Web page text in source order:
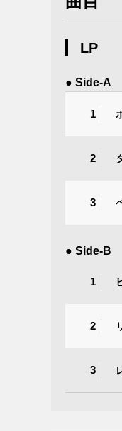
LP
● Side-A
1
2
3
● Side-B
1
2
3